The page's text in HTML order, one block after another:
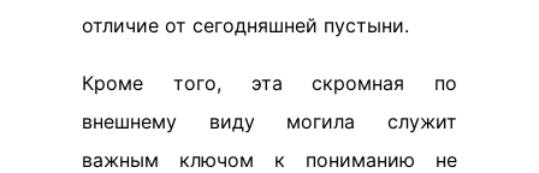
отличие от сегодняшней пустыни.
Кроме того, эта скромная по
внешнему виду могила служит
важным ключом к пониманию не